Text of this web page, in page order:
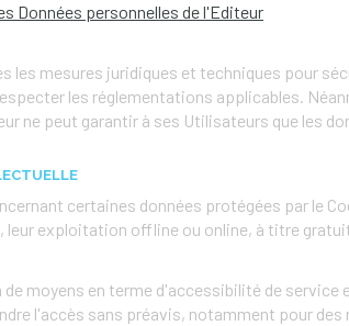
Données personnelles de l'Editeur
les mesures juridiques et techniques pour
les réglementations applicables.
ne peut garantir à ses Utilisateurs que les
certaines données protégées par le
leur exploitation offline ou online, à titre
moyens en terme d'accessibilité de
l'accès sans préavis, notamment pour